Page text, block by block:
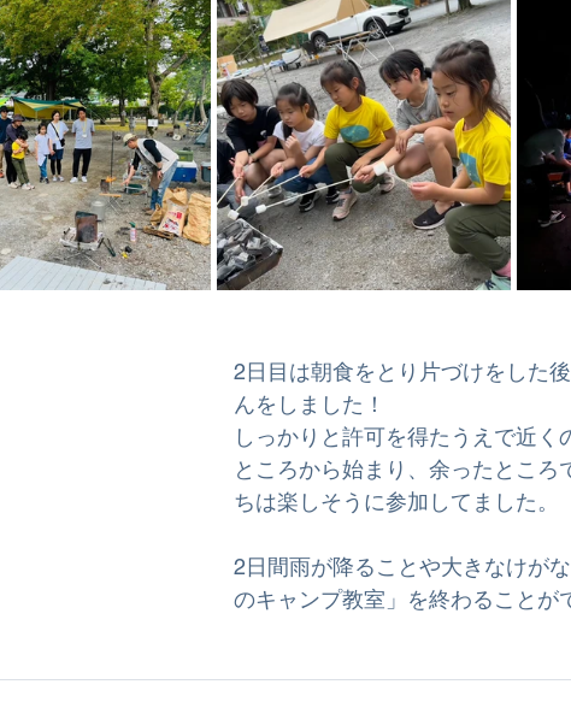
2日目は朝食をとり片づけをした
んをしました！
しっかりと許可を得たうえで近く
ところから始まり、余ったところ
ちは楽しそうに参加してました。
2日間雨が降ることや大きなけが
のキャンプ教室」を終わることが